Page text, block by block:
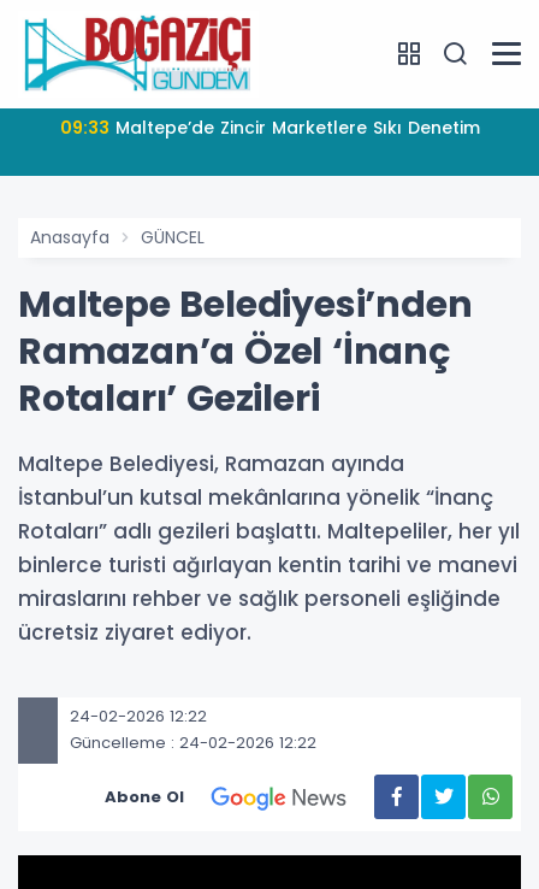
09:33 Maltepe’de Zincir Marketlere Sıkı Denetim
Anasayfa GÜNCEL
Maltepe Belediyesi’nden
Ramazan’a Özel ‘İnanç
Rotaları’ Gezileri
Maltepe Belediyesi, Ramazan ayında
İstanbul’un kutsal mekânlarına yönelik “İnanç
Rotaları” adlı gezileri başlattı. Maltepeliler, her yıl
binlerce turisti ağırlayan kentin tarihi ve manevi
miraslarını rehber ve sağlık personeli eşliğinde
ücretsiz ziyaret ediyor.
24-02-2026 12:22
Güncelleme : 24-02-2026 12:22
Abone Ol